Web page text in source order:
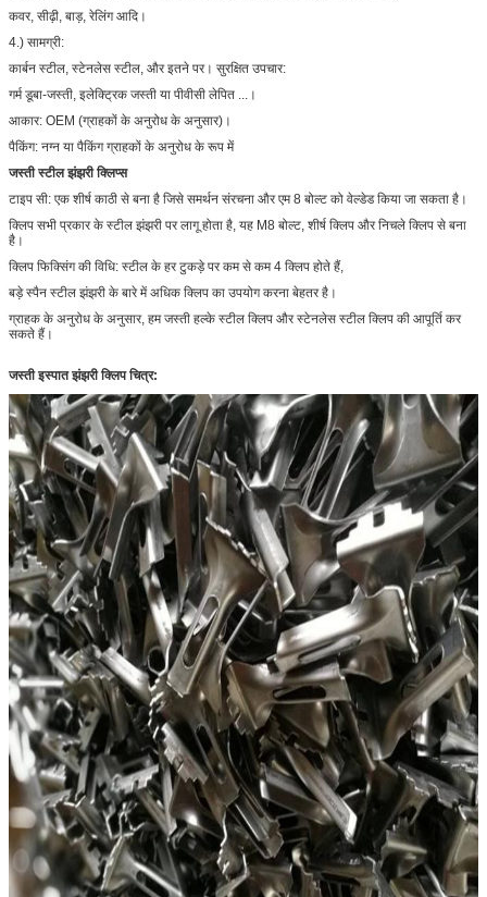
कवर, सीढ़ी, बाड़, रेलिंग आदि।
4.) सामग्री:
कार्बन स्टील, स्टेनलेस स्टील, और इतने पर। सुरक्षित उपचार:
गर्म डूबा-जस्ती, इलेक्ट्रिक जस्ती या पीवीसी लेपित ...।
आकार: OEM (ग्राहकों के अनुरोध के अनुसार)।
पैकिंग: नग्न या पैकिंग ग्राहकों के अनुरोध के रूप में
जस्ती स्टील झंझरी क्लिप्स
टाइप सी: एक शीर्ष काठी से बना है जिसे समर्थन संरचना और एम 8 बोल्ट को वेल्डेड किया जा सकता है।
क्लिप सभी प्रकार के स्टील झंझरी पर लागू होता है, यह M8 बोल्ट, शीर्ष क्लिप और निचले क्लिप से बना
है।
क्लिप फिक्सिंग की विधि: स्टील के हर टुकड़े पर कम से कम 4 क्लिप होते हैं,
बड़े स्पैन स्टील झंझरी के बारे में अधिक क्लिप का उपयोग करना बेहतर है।
ग्राहक के अनुरोध के अनुसार, हम जस्ती हल्के स्टील क्लिप और स्टेनलेस स्टील क्लिप की आपूर्ति कर
सकते हैं।
जस्ती इस्पात झंझरी क्लिप चित्र: